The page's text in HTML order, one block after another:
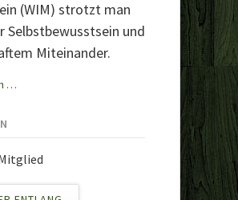
(WIM) strotzt man
Selbstbewusstsein und
Miteinander.
…WIM